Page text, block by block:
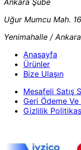
Ankara Şube
Uğur Mumcu Mah.
Yenimahalle / Ankara
Anasayfa
Ürünler
Bize Ulaşın
Mesafeli Satış
Geri Ödeme
Gizlilik